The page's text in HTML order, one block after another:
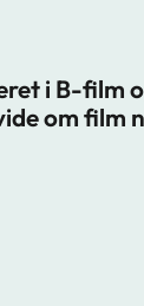
i B-film
om film